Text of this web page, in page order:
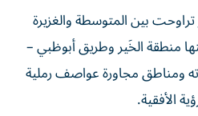
بين المتوسطة والغزيرة
منطقة الخَير وطريق أبوظبي –
ومناطق مجاورة عواصف رملية
الأفقية.